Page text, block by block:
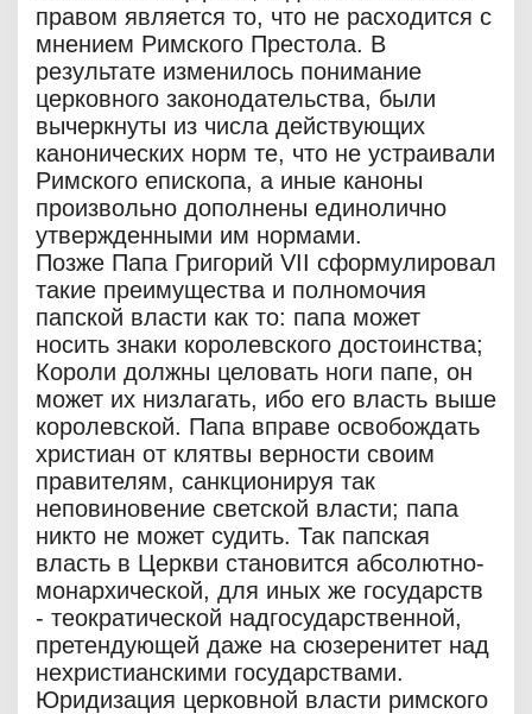
правом является то, что не расходится с
мнением Римского Престола. В
результате изменилось понимание
церковного законодательства, были
вычеркнуты из числа действующих
канонических норм те, что не устраивали
Римского епископа, а иные каноны
произвольно дополнены единолично
утвержденными им нормами.
Позже Папа Григорий VII сформулировал
такие преимущества и полномочия
папской власти как то: папа может
носить знаки королевского достоинства;
Короли должны целовать ноги папе, он
может их низлагать, ибо его власть выше
королевской. Папа вправе освобождать
христиан от клятвы верности своим
правителям, санкционируя так
неповиновение светской власти; папа
никто не может судить. Так папская
власть в Церкви становится абсолютно-
монархической, для иных же государств
- теократической надгосударственной,
претендующей даже на сюзеренитет над
нехристианскими государствами.
Юридизация церковной власти римского